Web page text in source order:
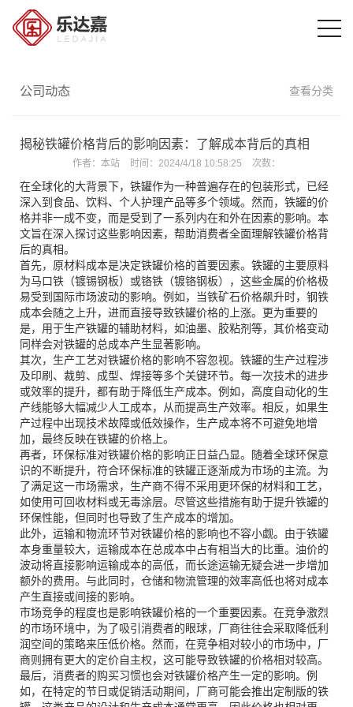
公司动态 查看分类
揭秘铁罐价格背后的影响因素：了解成本背后的真相
作者： 本站 时间： 2024/4/18 10:58:25 次数：
在全球化的大背景下，铁罐作为一种普遍存在的包装形式，已经
深入到食品、饮料、个人护理产品等多个领域。然而，铁罐的价
格并非一成不变，而是受到了一系列内在和外在因素的影响。本
文旨在深入探讨这些影响因素，帮助消费者全面理解铁罐价格背
后的真相。
首先，原材料成本是决定铁罐价格的首要因素。铁罐的主要原料
为马口铁（镀锡钢板）或铬铁（镀铬钢板），这些金属的价格极
易受到国际市场波动的影响。例如，当铁矿石价格飙升时，钢铁
成本会随之上升，进而直接导致铁罐价格的上涨。更为重要的
是，用于生产铁罐的辅助材料，如油墨、胶粘剂等，其价格变动
同样会对铁罐的总成本产生显著影响。
其次，生产工艺对铁罐价格的影响不容忽视。铁罐的生产过程涉
及印刷、裁剪、成型、焊接等多个关键环节。每一次技术的进步
或效率的提升，都有助于降低生产成本。例如，高度自动化的生
产线能够大幅减少人工成本，从而提高生产效率。相反，如果生
产过程中出现技术故障或低效操作，生产成本将不可避免地增
加，最终反映在铁罐的价格上。
再者，环保标准对铁罐价格的影响正日益凸显。随着全球环保意
识的不断提升，符合环保标准的铁罐正逐渐成为市场的主流。为
了满足这一市场需求，生产商不得不采用更环保的材料和工艺，
如使用可回收材料或无毒涂层。尽管这些措施有助于提升铁罐的
环保性能，但同时也导致了生产成本的增加。
此外，运输和物流环节对铁罐价格的影响也不容小觑。由于铁罐
本身重量较大，运输成本在总成本中占有相当大的比重。油价的
波动将直接影响运输成本的高低，而长途运输无疑会进一步增加
额外的费用。与此同时，仓储和物流管理的效率高低也将对成本
产生直接或间接的影响。
市场竞争的程度也是影响铁罐价格的一个重要因素。在竞争激烈
的市场环境中，为了吸引消费者的眼球，厂商往往会采取降低利
润空间的策略来压低价格。然而，在竞争相对较小的市场中，厂
商则拥有更大的定价自主权，这可能导致铁罐的价格相对较高。
最后，消费者的购买习惯也会对铁罐价格产生一定的影响。例
如，在特定的节日或促销活动期间，厂商可能会推出定制版的铁
扫描二维码 X